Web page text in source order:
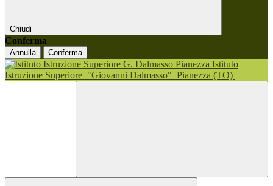
Chiudi
Conferma
Annulla Conferma
Istituto
Istruzione Superiore "Giovanni Dalmasso" Pianezza (TO)